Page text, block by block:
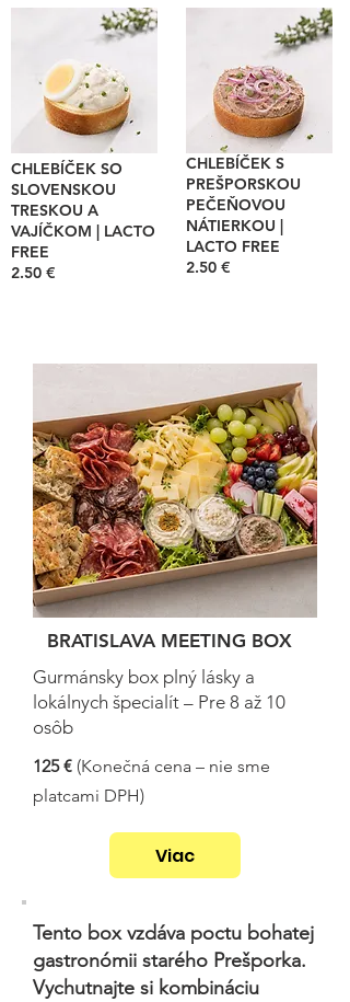
CHLEBÍČEK SO
SLOVENSKOU
TRESKOU A
VAJÍČKOM | LACTO
FREE
2.50 €
CHLEBÍČEK S
PREŠPORSKOU
PEČEŇOVOU
NÁTIERKOU |
LACTO FREE
2.50 €
BRATISLAVA MEETING BOX
Gurmánsky box plný lásky a
lokálnych špecialít – Pre 8 až 10
osôb
125 € (Konečná cena – nie sme
platcami DPH)
Viac
Tento box vzdáva poctu bohatej
gastronómii starého Prešporka.
Vychutnajte si kombináciu